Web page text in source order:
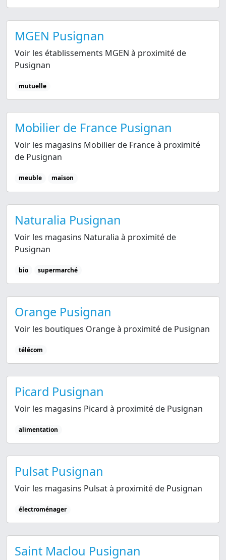
MGEN Pusignan
Voir les établissements MGEN à proximité de
Pusignan
mutuelle
Mobilier de France Pusignan
Voir les magasins Mobilier de France à proximité
de Pusignan
meuble maison
Naturalia Pusignan
Voir les magasins Naturalia à proximité de
Pusignan
bio supermarché
Orange Pusignan
Voir les boutiques Orange à proximité de Pusignan
télécom
Picard Pusignan
Voir les magasins Picard à proximité de Pusignan
alimentation
Pulsat Pusignan
Voir les magasins Pulsat à proximité de Pusignan
électroménager
Saint Maclou Pusignan